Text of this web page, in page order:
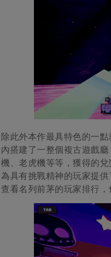
除此外本作最具特色的一
內搭建了一整個複古遊戲
機、老虎機等等，獲得的
為具有挑戰精神的玩家提
查看名列前茅的玩家排行，